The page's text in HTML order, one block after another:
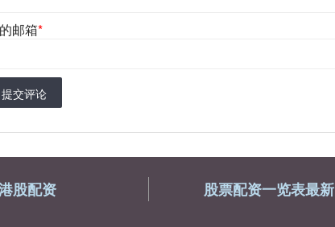
邮箱*
提交评论
股配资 股票配资一览表最新